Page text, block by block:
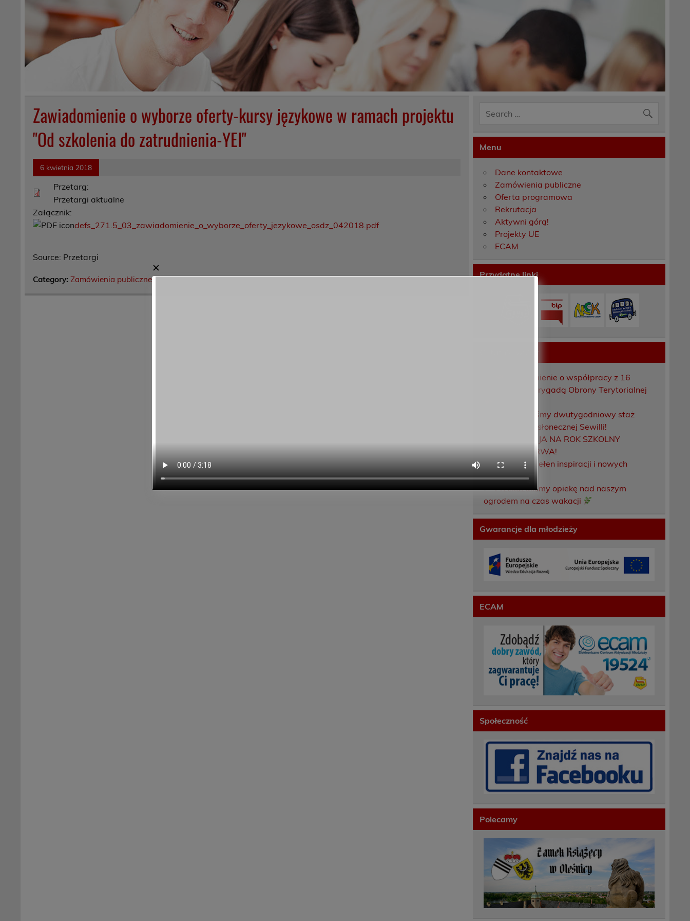
Zawiadomienie o wyborze oferty-kursy językowe w ramach projektu
"Od szkolenia do zatrudnienia-YEI"
6 kwietnia 2018
Przetarg:
Przetargi aktualne
Załącznik:
defs_271.5_03_zawiadomienie_o_wyborze_oferty_jezykowe_osdz_042018.pdf
Source: Przetargi
Category:Zamówienia publiczne
Menu
Dane kontaktowe
Zamówienia publiczne
Oferta programowa
Rekrutacja
Aktywni górą!
Projekty UE
ECAM
Przydatne linki
Porozumienie o współpracy z 16
Dolnośląską Brygadą Obrony Terytorialnej
Zakończyliśmy dwutygodniowy staż
zawodowy w słonecznej Sewilli!
REKRUTACJA NA ROK SZKOLNY
2026/2027 TRWA!
Weekend pełen inspiracji i nowych
doświadczeń!
Przekazaliśmy opiekę nad naszym
ogrodem na czas wakacji
Gwarancje dla młodzieży
ECAM
Społeczność
Polecamy
✕